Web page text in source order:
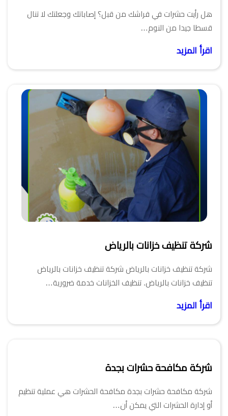
هل رأيت حشرات في فراشك من قبل؟ إصاباتك وجعلتك لا تنال
قسطا جيدا من النوم…
اقرأ المزيد
شركة تنظيف خزانات بالرياض
شركة تنظيف خزانات بالرياض شركة تنظيف خزانات بالرياض
تنظيف خزانات بالرياض. تنظيف الخزانات خدمة ضرورية…
اقرأ المزيد
شركة مكافحة حشرات بجدة
شركة مكافحة حشرات بجدة مكافحة الحشرات هي عملية تنظيم
أو إدارة الحشرات التي يمكن أن…